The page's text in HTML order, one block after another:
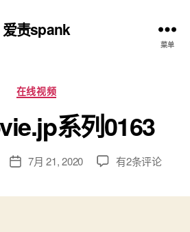
爱责spank
菜单
分
类
在线视频
系列0163
发 7月 21, 2020
日
有2条评论